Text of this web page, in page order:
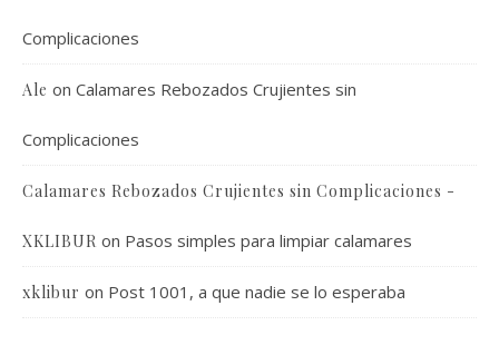
Complicaciones
Ale on Calamares Rebozados Crujientes sin
Complicaciones
Calamares Rebozados Crujientes sin Complicaciones -
XKLIBUR on Pasos simples para limpiar calamares
xklibur on Post 1001, a que nadie se lo esperaba